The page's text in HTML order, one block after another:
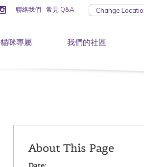
聯絡我們 常見 Q&A
貓咪專屬 我們的社區
About This Page